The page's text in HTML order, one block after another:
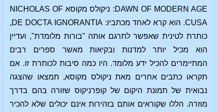
DAWN OF MODERN AGE: ניקולס מקוסא NICHOLAS OF
CUSA. הוא קרא לאחד מכתביו: DE DOCTA IGNORANTIA,
כותרת לטינית שאפשר לתרגם אותה "בורות מלומדת", ועדיין
הוא מכיל יותר למדנות ובקיאות מאשר ספרים רבים
המתיימרים להכיל ידע מלומד. היו כמה סיבות לכותרת זו. אם
תקראו כתבים אחרים מאת ניקולס מקוסא, תמצאו שהצגה
נבואית של תמונת היקום של קופרניקוס שזורה בהם בדרך
מוזרה. הללו שקוראים אותם בזהירות אינם יכולים שלא להכיר